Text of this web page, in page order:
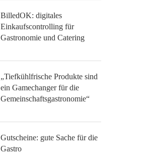
BilledOK: digitales
Einkaufscontrolling für
Gastronomie und Catering
„Tiefkühlfrische Produkte sind
ein Gamechanger für die
Gemeinschaftsgastronomie“
Gutscheine: gute Sache für die
Gastro